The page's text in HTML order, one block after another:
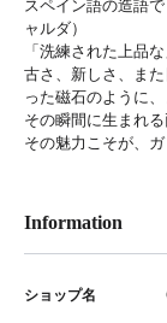
JP
スペイン語の造語
ャルダ）
「洗練された上品
古さ、新しさ、ま
った磁石のように
その瞬間に生まれる
その魅力こそが、
Information
ショップ名